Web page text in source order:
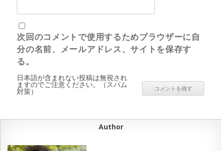
次回のコメントで使用するためブラウザーに自
分の名前、メールアドレス、サイトを保存す
る。
日本語が含まれない投稿は無視され
ますのでご注意ください。（スパム
対策）
Author